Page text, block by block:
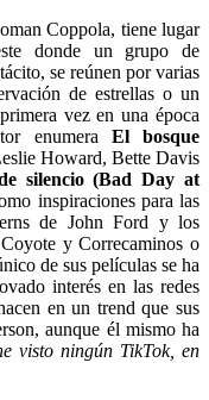
Coppola, tiene lugar
donde un grupo de
se reúnen por varias
de estrellas o un
vez en una época
enumera El bosque
Howard, Bette Davis
silencio (Bad Day at
inspiraciones para las
de John Ford y los
y Correcaminos o
de sus películas se ha
interés en las redes
en un trend que sus
aunque él mismo ha
visto ningún TikTok, en